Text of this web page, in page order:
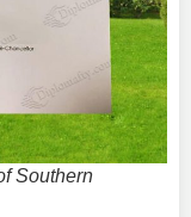
Southern